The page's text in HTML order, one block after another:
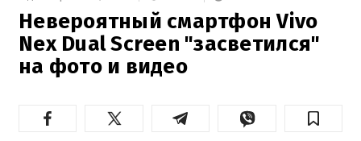
Невероятный смартфон Vivo
Nex Dual Screen "засветился"
на фото и видео